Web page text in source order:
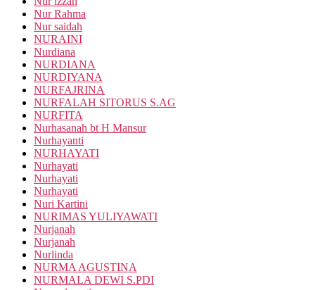
Nur Rahma
Nur saidah
NURAINI
Nurdiana
NURDIANA
NURDIYANA
NURFAJRINA
NURFALAH SITORUS S.AG
NURFITA
Nurhasanah bt H Mansur
Nurhayanti
NURHAYATI
Nurhayati
Nurhayati
Nurhayati
Nuri Kartini
NURIMAS YULIYAWATI
Nurjanah
Nurjanah
Nurlinda
NURMA AGUSTINA
NURMALA DEWI S.PDI